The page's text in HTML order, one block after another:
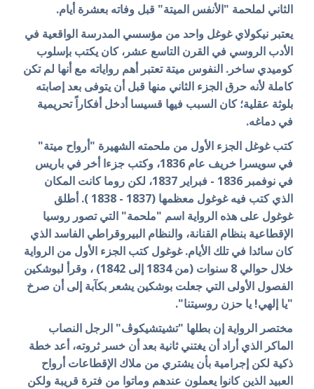
الثاني لملحمة "الأنفس الميتة" قبل وفاته بعشرة أيام.
يعتبر نيكولاي غوغل واحد من مؤسسي المدرسة الواقعية في
الأدب الروسي في القرن التاسع عشر، كان يكتب بإسلوب
كوميدي ساخر. النفوس ميتة تعتبر أهم رواياته مع أنها لم تكن
كاملة لأنه حرق الجزء الثاني منها قبل أن يتوفى بعد إصابته
بلوثة عقلية؛ كان السبب فيها قسيسا أدخل أفكاراً تحريمية
في دماغه.
كتب غوغل الجزء الأول من ملحمته الشهيرة "أرواح ميتة"
في سويسرا خريف عام 1836، وكتب جزءا أخر في باريس
في نوفمبر 1836 - فبراير 1837، لكن روما كانت المكان
الذي كتب فيه غوغول معظمها (1837 - 1838 ). أطلق
غوغول على هذه الرواية اسم "ملحمة" التي تصور روسيا
الإقطاعية بنظام القنانة، والنظام البيروقراطي الفاسد الذي
كان سائدا في تلك الأيام. غوغول كتب الجزء الأول من الرواية
خلال حوالي 8 سنوات (من 1834 إلى 1842) ، وقرأ لبوشكين
الفصول الأولى التي جعلت بوشكين يشعر بكآبة إلى أن صرخ
"يا إلهي! يا حزن روسيتنا".
مختصر الرواية إن بطلها "تشيتشيكوڤ" الرجل النصاب
الماكر الذي أراد أن يغتني ثانية بعد أن خسر ثروته، أعد خطة
ذكية لكن إجرامية بأن يشتري من ملاك الإقطاعات أرواح
العبيد الذين كانوا يعملون عندهم وماتوا من فترة قريبة ولكن